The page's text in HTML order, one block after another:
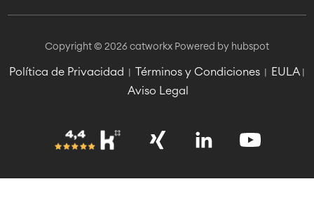
Copyright © 2026 catworkx Powered by hubspot
Política de Privacidad Términos y Condiciones EULA
Aviso Legal